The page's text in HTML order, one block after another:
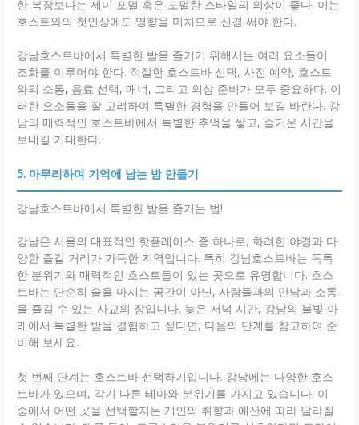
한 복장보다는 세미 포멀 혹은 포멀한 스타일의 의상이 좋다. 이는
호스트와의 첫인상에도 영향을 미치므로 신경 써야 한다.
강남호스트바에서 특별한 밤을 즐기기 위해서는 여러 요소들이
조화를 이루어야 한다. 적절한 호스트바 선택, 사전 예약, 호스트
와의 소통, 음료 선택, 매너, 그리고 의상 준비가 모두 중요하다. 이
러한 요소들을 잘 고려하여 특별한 경험을 만들어 보길 바란다. 강
남의 매력적인 호스트바에서 특별한 추억을 쌓고, 즐거운 시간을
보내길 기대한다.
5. 마무리하며 기억에 남는 밤 만들기
강남호스트바에서 특별한 밤을 즐기는 법!
강남은 서울의 대표적인 핫플레이스 중 하나로, 화려한 야경과 다
양한 즐길 거리가 가득한 지역입니다. 특히 강남호스트바는 독특
한 분위기와 매력적인 호스트들이 있는 곳으로 유명합니다. 호스
트바는 단순히 술을 마시는 공간이 아닌, 사람들과의 만남과 소통
을 즐길 수 있는 사교의 장입니다. 늦은 저녁 시간, 강남의 불빛 아
래에서 특별한 밤을 경험하고 싶다면, 다음의 단계를 참고하여 준
비해 보세요.
첫 번째 단계는 호스트바 선택하기입니다. 강남에는 다양한 호스
트바가 있으며, 각기 다른 테마와 분위기를 가지고 있습니다. 이
중에서 어떤 곳을 선택할지는 개인의 취향과 예산에 따라 달라질